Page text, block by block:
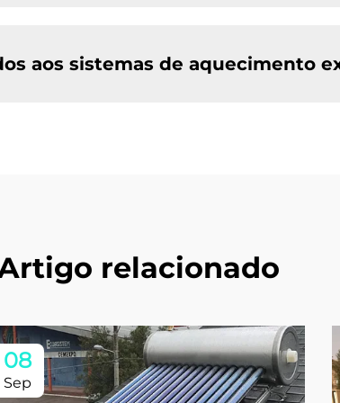
aos sistemas de aquecimento
relacionado
08
Sep